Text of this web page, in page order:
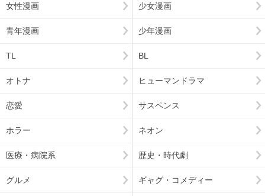
女性漫画 少女漫画
青年漫画 少年漫画
TL BL
オトナ ヒューマンドラマ
恋愛 サスペンス
ホラー ネオン
医療・病院系 歴史・時代劇
グルメ ギャグ・コメディー